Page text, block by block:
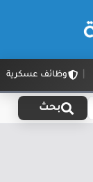
وظائف عسكرية
بحث